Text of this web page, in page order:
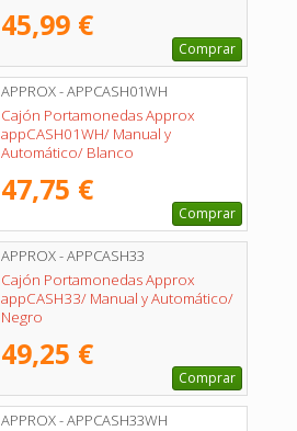
45,99 €
Comprar
APPROX - APPCASH01WH
Cajón Portamonedas Approx
appCASH01WH/ Manual y
Automático/ Blanco
47,75 €
Comprar
APPROX - APPCASH33
Cajón Portamonedas Approx
appCASH33/ Manual y Automático/
Negro
49,25 €
Comprar
APPROX - APPCASH33WH